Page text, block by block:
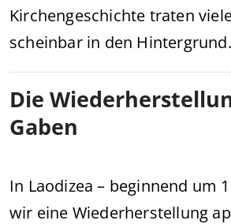
Kirchengeschichte traten
scheinbar in den Hintergrund.
Die
Gaben
In Laodizea – beginnend um
wir eine Wiederherstellung